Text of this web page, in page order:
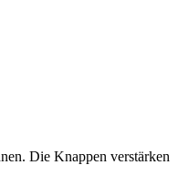
Die Knappen verstärken